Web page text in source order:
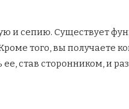
и сепию. Существует
того, вы получаете
став сторонником, и